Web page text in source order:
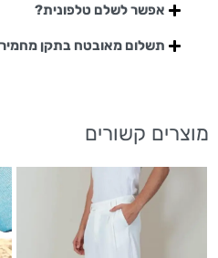
אפשר לשלם טלפונית?
תשלום מאובטח בתקן מחמיר
מוצרים קשורים